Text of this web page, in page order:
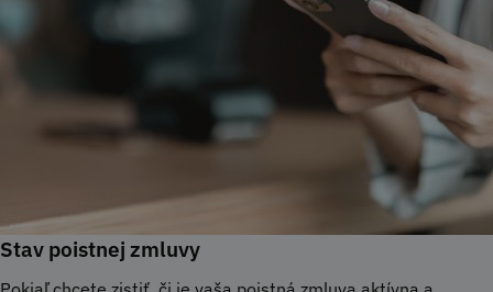
Stav poistnej zmluvy